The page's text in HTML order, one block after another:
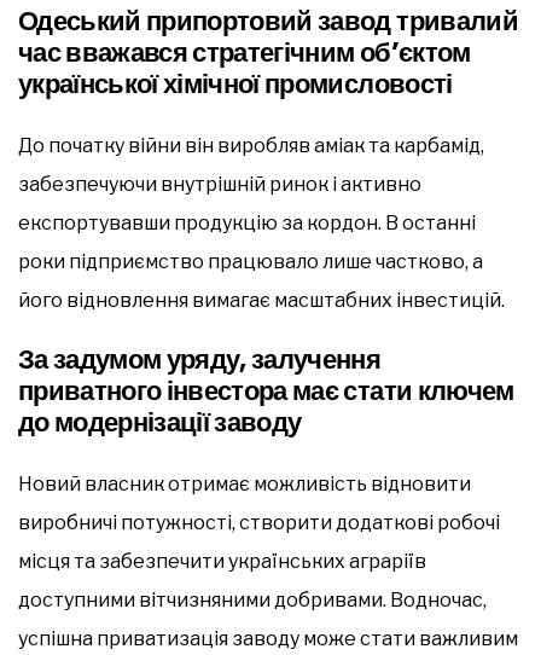
Одеський припортовий завод тривалий
час вважався стратегічним об’єктом
української хімічної промисловості
До початку війни він виробляв аміак та карбамід,
забезпечуючи внутрішній ринок і активно
експортувавши продукцію за кордон. В останні
роки підприємство працювало лише частково, а
його відновлення вимагає масштабних інвестицій.
За задумом уряду, залучення
приватного інвестора має стати ключем
до модернізації заводу
Новий власник отримає можливість відновити
виробничі потужності, створити додаткові робочі
місця та забезпечити українських аграріїв
доступними вітчизняними добривами. Водночас,
успішна приватизація заводу може стати важливим